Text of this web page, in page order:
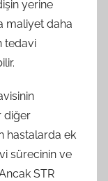
yerine
maliyet daha
tedavi
diğer
hastalarda ek
sürecinin ve
STR